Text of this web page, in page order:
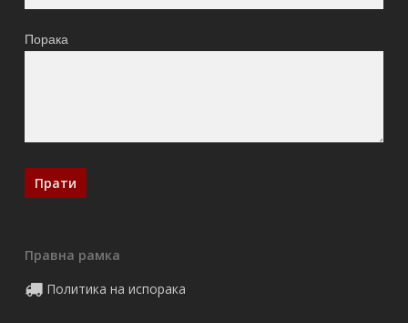
Порака
Правна рамка
Политика на испорака